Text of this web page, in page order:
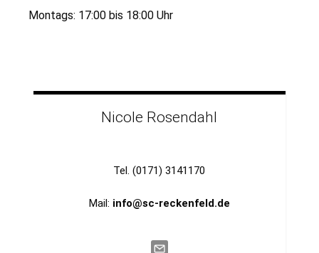
Montags: 17:00 bis 18:00 Uhr
Nicole Rosendahl
Tel.(0171) 3141170
Mail: info@sc-reckenfeld.de